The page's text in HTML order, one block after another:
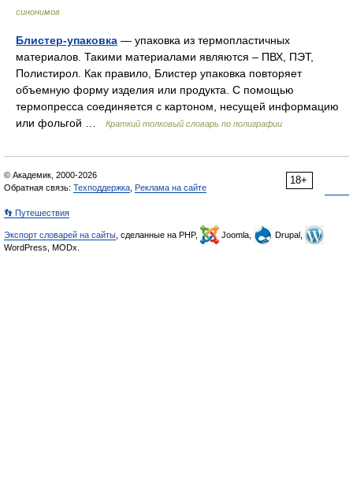
синонимов
Блистер-упаковка — упаковка из термопластичных
материалов. Такими материалами являются – ПВХ, ПЭТ,
Полистирол. Как правило, Блистер упаковка повторяет
объемную форму изделия или продукта. С помощью
термопресса соединяется с картоном, несущей информацию
или фольгой …
Краткий толковый словарь по полиграфии
18+
© Академик, 2000-2026
Обратная связь: Техподдержка Реклама на сайте
👣 Путешествия
Экспорт словарей на сайты , сделанные на PHP, Joomla,
Drupal,
WordPress, MODx.